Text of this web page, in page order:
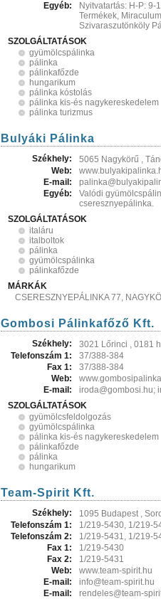
Egyéb:
Nyitvatartás: H-P: 9-
Termékek,
Szivaraszutönköly
SZOLGÁLTATÁSOK
gyümölcspálinka
pálinka
pálinkafőzde
hungarikum
pálinka kóstolás
pálinka kis-és nagykereskedelem
pálinka turizmus
Bulyáki Pálinka
Székhely:
5065 Nagykörű ,
Web:
E-mail:
Egyéb:
Valódi
cseresznyepálinka.
SZOLGÁLTATÁSOK
italáru
italboltok
pálinka
gyümölcspálinka
pálinkafőzde
MÁRKÁK
CSERESZNYEPÁLINKA 77,
Gombosi Pálinkafőző Kft.
Székhely:
3021 Lőrinci , 0181
Telefonszám 1:
37/388-384
Fax 1:
37/388-384
Web:
E-mail:
iroda@gombosi.hu;
SZOLGÁLTATÁSOK
gyümölcsfeldolgozás
gyümölcspálinka
pálinka kis-és nagykereskedelem
pálinkafőzde
pálinka
hungarikum
Team-Spirit Kft.
Székhely:
1095 Budapest ,
Telefonszám 1:
1/219-5430, 1/219-
Telefonszám 2:
1/219-5431, 1/219-
Fax 1:
1/219-5430
Fax 2:
1/219-5431
Web:
www.team-spirit.hu
E-mail:
info@team-spirit.hu
E-mail:
rendeles@team-